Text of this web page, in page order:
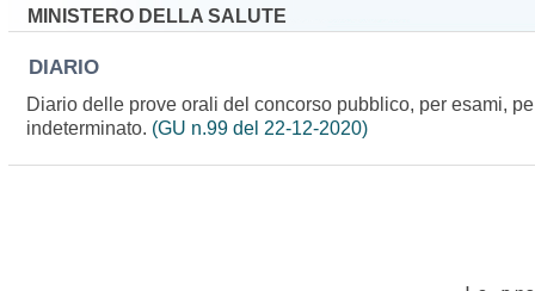
MINISTERO DELLA SALUTE
DIARIO
Diario delle prove orali del concorso pubblico, per esami,
indeterminato. (GU n.99 del 22-12-2020)